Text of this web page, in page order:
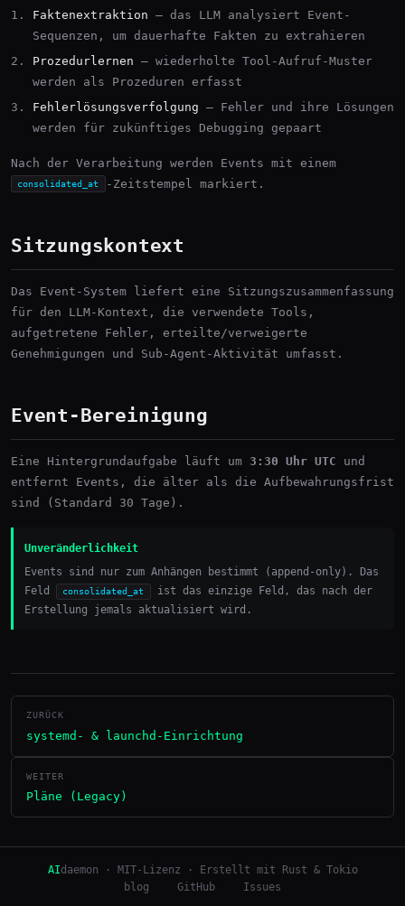
Faktenextraktion — das LLM analysiert Event-
Sequenzen, um dauerhafte Fakten zu extrahieren
Prozedurlernen — wiederholte Tool-Aufruf-Muster
werden als Prozeduren erfasst
Fehlerlösungsverfolgung — Fehler und ihre Lösungen
werden für zukünftiges Debugging gepaart
Nach der Verarbeitung werden Events mit einem
consolidated_at -Zeitstempel markiert.
Sitzungskontext
Das Event-System liefert eine Sitzungszusammenfassung
für den LLM-Kontext, die verwendete Tools,
aufgetretene Fehler, erteilte/verweigerte
Genehmigungen und Sub-Agent-Aktivität umfasst.
Event-Bereinigung
Eine Hintergrundaufgabe läuft um 3:30 Uhr UTC und
entfernt Events, die älter als die Aufbewahrungsfrist
sind (Standard 30 Tage).
Unveränderlichkeit
Events sind nur zum Anhängen bestimmt (append-only). Das
Feld
consolidated_at
ist das einzige Feld, das nach der
Erstellung jemals aktualisiert wird.
ZURÜCK
systemd- & launchd-Einrichtung
WEITER
Pläne (Legacy)
AIdaemon · MIT-Lizenz · Erstellt mit Rust & Tokio
blog
GitHub Issues